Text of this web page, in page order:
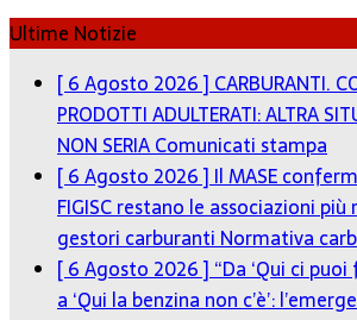
Ultime Notizie
[ 6 Agosto 2026 ] CARBURANTI.
PRODOTTI ADULTERATI: ALTRA
NON SERIAComunicati stampa
[ 6 Agosto 2026 ] Il MASE
FIGISC restano le associazioni
gestori carburanti Normativa
[ 6 Agosto 2026 ] “Da ‘Qui ci
a ‘Qui la benzina non c’è’: